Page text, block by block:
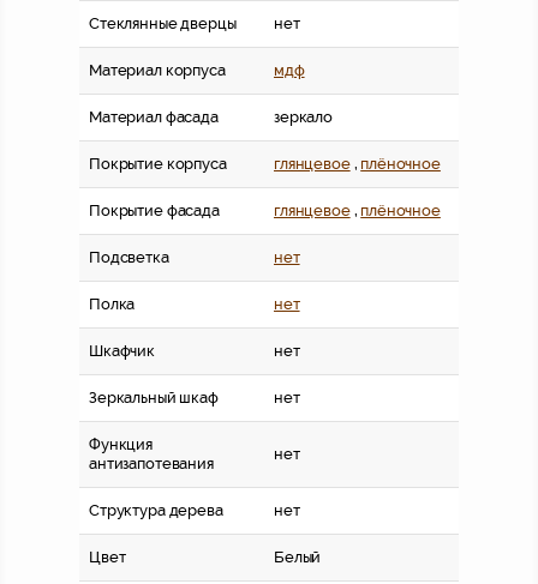
Стеклянные дверцы нет
Материал корпуса мдф
Материал фасада зеркало
Покрытие корпуса глянцевое, плёночное
Покрытие фасада глянцевое, плёночное
Подсветка нет
Полка нет
Шкафчик нет
Зеркальный шкаф нет
Функция
антизапотевания
нет
Структура дерева нет
Цвет Белый